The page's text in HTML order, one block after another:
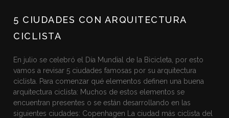
5 CIUDADES CON ARQUITECTURA
CICLISTA
En julio se celebró el Día Mundial de la Bicicleta, por esto
vamos a revisar 5 ciudades famosas por su arquitectura
ciclista. Para comenzar qué elementos definen una buena
arquitectura ciclista: Muchos de estos elementos se
encuentran presentes o se están desarrollando en las
siguientes ciudades: Copenhagen La ciudad más ciclista del